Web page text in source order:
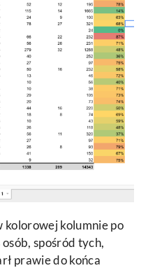
kolorowej kolumnie po
spośród tych,
prawie do końca